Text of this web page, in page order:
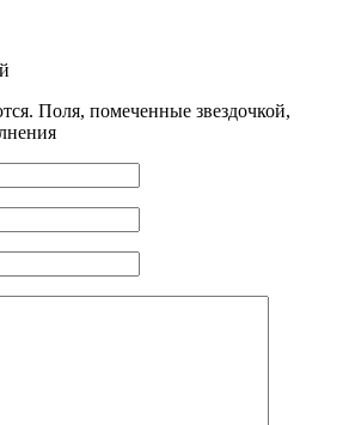
Поля, помеченные звездочкой,